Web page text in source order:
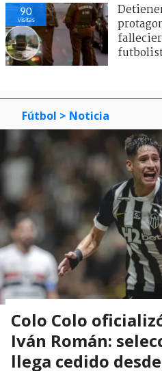
90
visitas
Fútbol > Noticia
Colo Colo
Iván Román:
llega cedido